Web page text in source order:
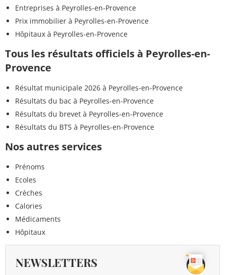
Entreprises à Peyrolles-en-Provence
Prix immobilier à Peyrolles-en-Provence
Hôpitaux à Peyrolles-en-Provence
Tous les résultats officiels à Peyrolles-en-
Provence
Résultat municipale 2026 à Peyrolles-en-Provence
Résultats du bac à Peyrolles-en-Provence
Résultats du brevet à Peyrolles-en-Provence
Résultats du BTS à Peyrolles-en-Provence
Nos autres services
Prénoms
Ecoles
Crèches
Calories
Médicaments
Hôpitaux
NEWSLETTERS